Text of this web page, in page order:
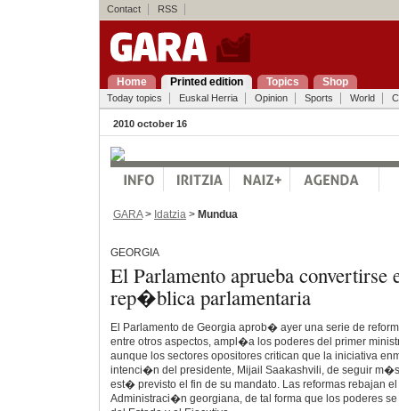
Contact RSS
Home Printed edition Topics Shop
Today topics Euskal Herria Opinion Sports World
2010 october 16
GARA> Idatzia > Mundua
GEORGIA
El Parlamento aprueba convertirse
rep�blica parlamentaria
El Parlamento de Georgia aprob� ayer una serie de
entre otros aspectos, ampl�a los poderes del primer
aunque los sectores opositores critican que la iniciativa
intenci�n del presidente, Mijail Saakashvili, de seguir
est� previsto el fin de su mandato. Las reformas rebajan
Administraci�n georgiana, de tal forma que los poderes